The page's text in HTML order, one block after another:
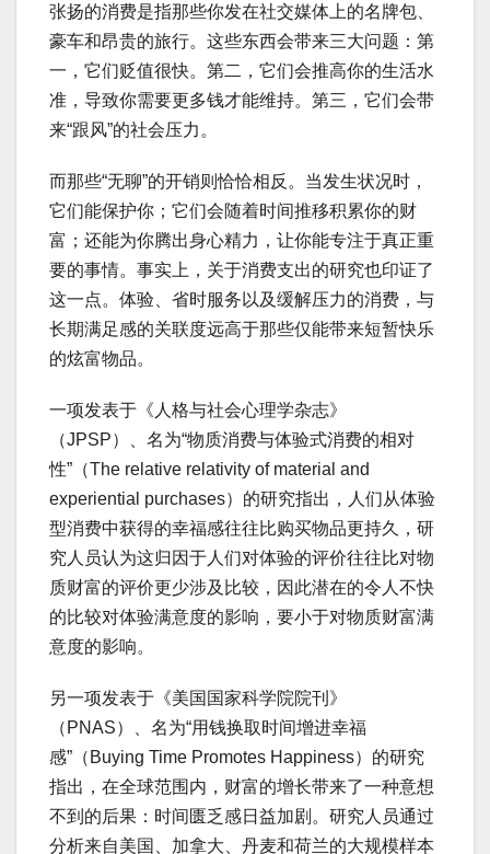
张扬的消费是指那些你发在社交媒体上的名牌包、
豪车和昂贵的旅行。这些东西会带来三大问题：第
一，它们贬值很快。第二，它们会推高你的生活水
准，导致你需要更多钱才能维持。第三，它们会带
来“跟风”的社会压力。
而那些“无聊”的开销则恰恰相反。当发生状况时，
它们能保护你；它们会随着时间推移积累你的财
富；还能为你腾出身心精力，让你能专注于真正重
要的事情。事实上，关于消费支出的研究也印证了
这一点。体验、省时服务以及缓解压力的消费，与
长期满足感的关联度远高于那些仅能带来短暂快乐
的炫富物品。
一项发表于《人格与社会心理学杂志》
（JPSP）、名为“物质消费与体验式消费的相对
性”（The relative relativity of material and
experiential purchases）的研究指出，人们从体验
型消费中获得的幸福感往往比购买物品更持久，研
究人员认为这归因于人们对体验的评价往往比对物
质财富的评价更少涉及比较，因此潜在的令人不快
的比较对体验满意度的影响，要小于对物质财富满
意度的影响。
另一项发表于《美国国家科学院院刊》
（PNAS）、名为“用钱换取时间增进幸福
感”（Buying Time Promotes Happiness）的研究
指出，在全球范围内，财富的增长带来了一种意想
不到的后果：时间匮乏感日益加剧。研究人员通过
分析来自美国、加拿大、丹麦和荷兰的大规模样本